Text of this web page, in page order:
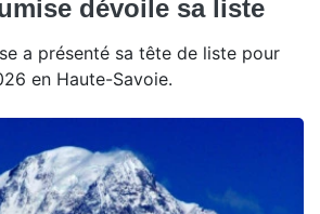
dévoile sa liste
a présenté sa tête de liste pour
en Haute-Savoie.